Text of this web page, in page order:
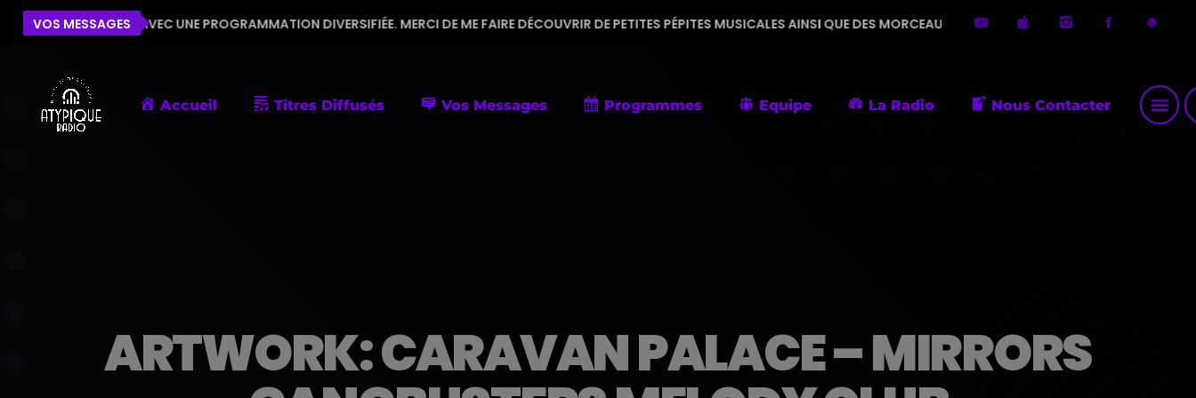
VOS MESSAGES
AVEC UNE PROGRAMMATION DIVERSIFIÉE. MERCI DE ME FAIRE DÉCOUVRIR DE PETITES PÉPITES MUSICALES AINSI QUE DES MORCEAUX NOSTALGIQUES. LONGUE VIE À ATYPIQUE RADIO 😊
Accueil Titres Diffusés Vos Messages Programmes Equipe La Radio Nous Contacter menu
ARTWORK: CARAVAN PALACE – MIRRORS